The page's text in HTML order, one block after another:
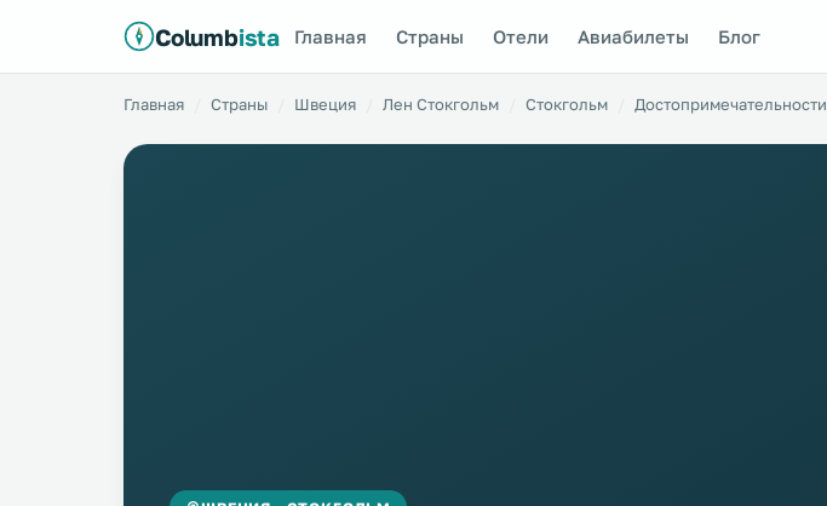
Columbista Главная Страны Отели Авиабилеты Блог
Главная Страны Швеция Лен Стокгольм Стокгольм Достопримечательности